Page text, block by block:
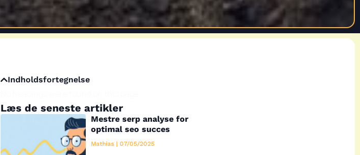
Indholdsfortegnelse
Læs de seneste artikler
Mestre serp analyse for
optimal seo succes
Mathias 07/05/2025